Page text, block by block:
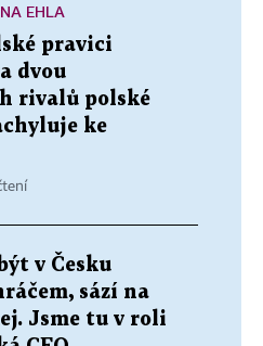
EHLA
pravici
dvou
rivalů polské
ke
v Česku
sází na
Jsme tu v roli